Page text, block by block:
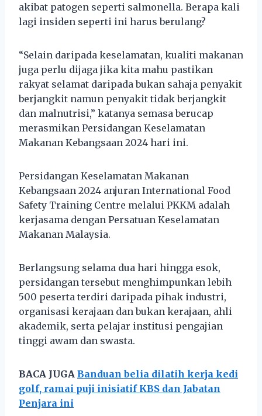
akibat patogen seperti salmonella. Berapa kali
lagi insiden seperti ini harus berulang?
“Selain daripada keselamatan, kualiti makanan
juga perlu dijaga jika kita mahu pastikan
rakyat selamat daripada bukan sahaja penyakit
berjangkit namun penyakit tidak berjangkit
dan malnutrisi,” katanya semasa berucap
merasmikan Persidangan Keselamatan
Makanan Kebangsaan 2024 hari ini.
Persidangan Keselamatan Makanan
Kebangsaan 2024 anjuran International Food
Safety Training Centre melalui PKKM adalah
kerjasama dengan Persatuan Keselamatan
Makanan Malaysia.
Berlangsung selama dua hari hingga esok,
persidangan tersebut menghimpunkan lebih
500 peserta terdiri daripada pihak industri,
organisasi kerajaan dan bukan kerajaan, ahli
akademik, serta pelajar institusi pengajian
tinggi awam dan swasta.
BACA JUGA Banduan belia dilatih kerja kedi
golf, ramai puji inisiatif KBS dan Jabatan
Penjara ini